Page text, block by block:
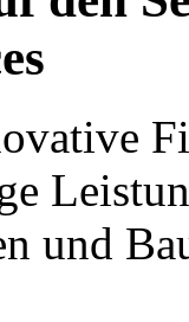
und